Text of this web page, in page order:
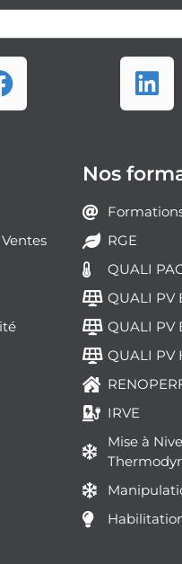
Nos
RGE
QUALI
QUALI PV
QUALI PV
QUALI PV
IRVE
Mise à